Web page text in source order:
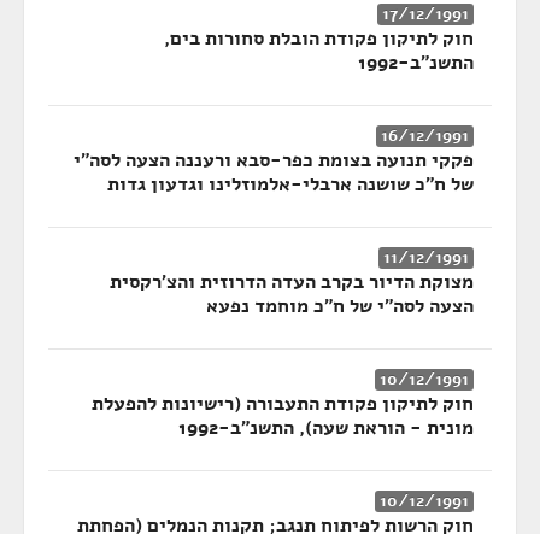
17/12/1991
חוק לתיקון פקודת הובלת סחורות בים,
התשנ"ב-1992
16/12/1991
פקקי תנועה בצומת כפר-סבא ורעננה הצעה לסה"י
של ח"כ שושנה ארבלי-אלמוזלינו וגדעון גדות
11/12/1991
מצוקת הדיור בקרב העדה הדרוזית והצ'רקסית
הצעה לסה"י של ח"כ מוחמד נפעא
10/12/1991
חוק לתיקון פקודת התעבורה (רישיונות להפעלת
מונית - הוראת שעה), התשנ"ב-1992
10/12/1991
חוק הרשות לפיתוח תנגב; תקנות הנמלים (הפחתת